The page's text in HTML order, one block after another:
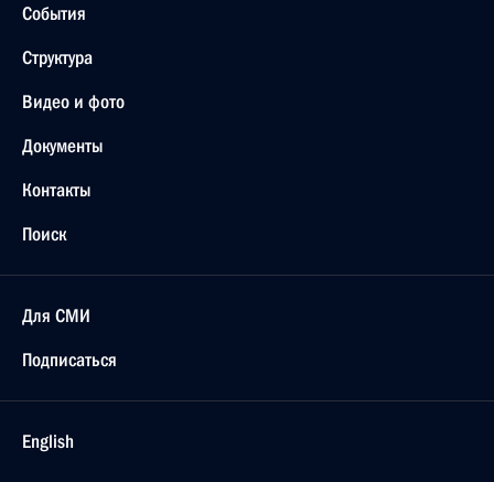
События
Структура
Видео и фото
Документы
Контакты
Поиск
Для СМИ
Подписаться
English